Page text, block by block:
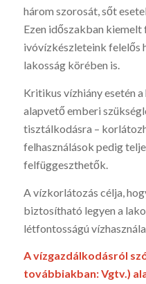
három szorosát, sőt
Ezen időszakban kiemelt
ivóvízkészleteink felelős
lakosság körében is.
Kritikus vízhiány esetén
alapvető emberi
tisztálkodásra –
felhasználások pedig
felfüggeszthetők.
A vízkorlátozás célja,
biztosítható legyen a
létfontosságú
A vízgazdálkodásról
továbbiakban: Vgtv.)